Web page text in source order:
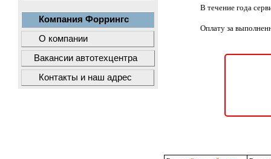
Компания Форрингс
О компании
Вакансии автотехцентра
Контакты и наш адрес
В течение года
Оплату за